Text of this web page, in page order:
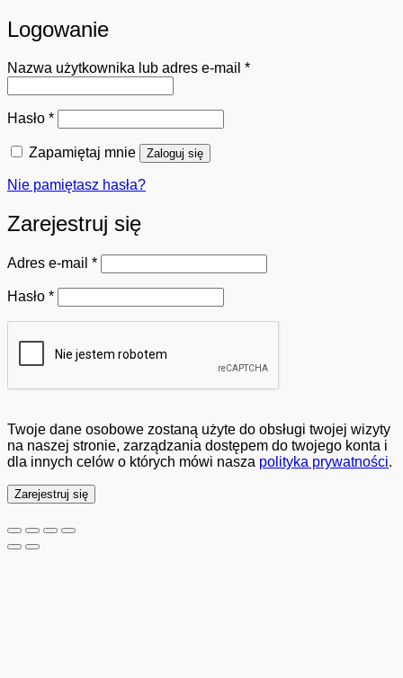
Logowanie
Nazwa użytkownika lub adres e-mail *Wymagane
Hasło *Wymagane
Zapamiętaj mnie Zaloguj się
Nie pamiętasz hasła?
Zarejestruj się
Adres e-mail *Wymagane
Hasło *Wymagane
Twoje dane osobowe zostaną użyte do obsługi twojej wizyty
na naszej stronie, zarządzania dostępem do twojego konta i
dla innych celów o których mówi nasza polityka prywatności.
Zarejestruj się